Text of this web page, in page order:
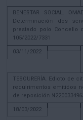
BENESTAR SOCIAL.
Determinación dos
prestado polo Concello
105/2022/7331
03/11/2022
TESOURERÍA. Edicto
requirimentos emitidos
de reposición
18/03/2022